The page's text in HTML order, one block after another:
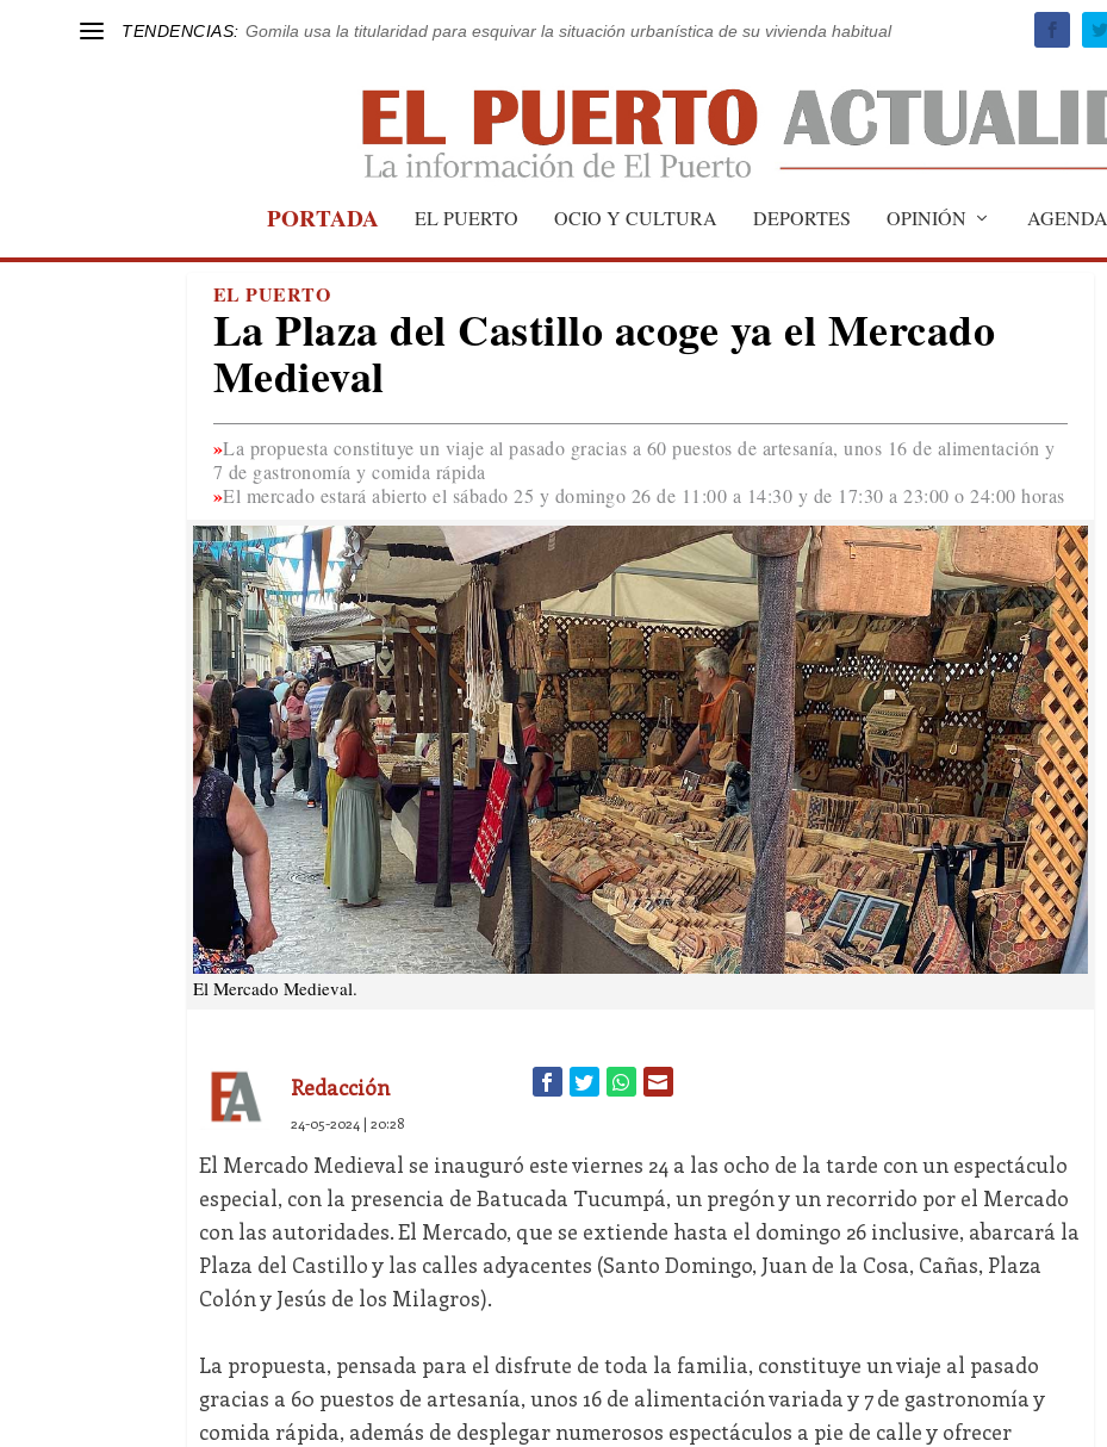
TENDENCIAS: Gomila usa la titularidad para esquivar la situación urbanística de su vivienda habitual
PORTADA EL PUERTO OCIO Y CULTURA DEPORTES OPINIÓN AGENDA
EL PUERTO
La Plaza del Castillo acoge ya el Mercado
Medieval
La propuesta constituye un viaje al pasado gracias a 60 puestos de artesanía, unos 16 de alimentación y
7 de gastronomía y comida rápida
El mercado estará abierto el sábado 25 y domingo 26 de 11:00 a 14:30 y de 17:30 a 23:00 o 24:00 horas
El Mercado Medieval.
Redacción
24-05-2024 | 20:28
El Mercado Medieval se inauguró este viernes 24 a las ocho de la tarde con un espectáculo
especial, con la presencia de Batucada Tucumpá, un pregón y un recorrido por el Mercado
con las autoridades. El Mercado, que se extiende hasta el domingo 26 inclusive, abarcará la
Plaza del Castillo y las calles adyacentes (Santo Domingo, Juan de la Cosa, Cañas, Plaza
Colón y Jesús de los Milagros).
La propuesta, pensada para el disfrute de toda la familia, constituye un viaje al pasado
gracias a 60 puestos de artesanía, unos 16 de alimentación variada y 7 de gastronomía y
comida rápida, además de desplegar numerosos espectáculos a pie de calle y ofrecer